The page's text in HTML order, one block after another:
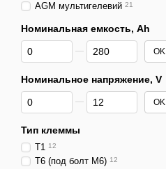
AGM мультигелевий 21
Номинальная емкость, Ah
От Номинальная емкость, Ah
До Номинальная емкость, Ah OK
Номинальное напряжение, V
От Номинальное напряжение, V
До Номинальное напряжение, V
OK
Тип клеммы
T1 12
Т6 (под болт М6) 12